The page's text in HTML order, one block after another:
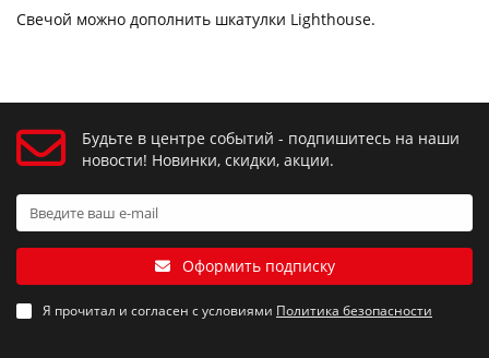
Свечой можно дополнить шкатулки Lighthouse.
Будьте в центре событий - подпишитесь на наши
новости! Новинки, скидки, акции.
Оформить подписку
Я прочитал и согласен с условиями Политика безопасности